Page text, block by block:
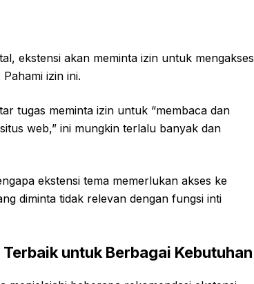
ekstensi akan meminta izin untuk mengakses
izin ini.
tugas meminta izin untuk “membaca dan
web,” ini mungkin terlalu banyak dan
ekstensi tema memerlukan akses ke
diminta tidak relevan dengan fungsi inti
untuk Berbagai Kebutuhan